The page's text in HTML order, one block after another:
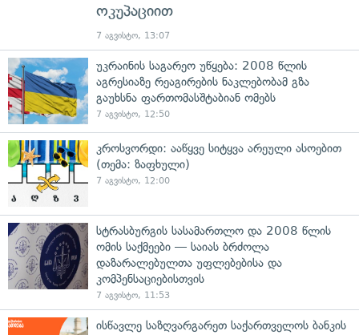
ოკუპაციით
7 აგვისტო, 13:07
უკრაინის საგარეო უწყება: 2008 წლის
აგრესიაზე რეაგირების ნაკლებობამ გზა
გაუხსნა ფართომასშტაბიან ომებს
7 აგვისტო, 12:50
კროსვორდი: ააწყვე სიტყვა არეული ასოებით
(თემა: ზაფხული)
7 აგვისტო, 12:00
სტრასბურგის სასამართლო და 2008 წლის
ომის საქმეები — საიას ბრძოლა
დაზარალებულთა უფლებებისა და
კომპენსაციებისთვის
7 აგვისტო, 11:53
ისწავლე საზღვარგარეთ საქართველოს ბანკის